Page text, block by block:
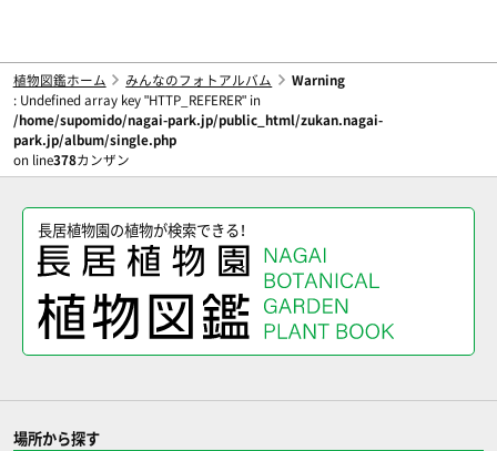
植物図鑑ホーム みんなのフォトアルバム
Warning
: Undefined array key "HTTP_REFERER" in
/home/supomido/nagai-park.jp/public_html/zukan.nagai-
park.jp/album/single.php
on line378カンザン
長居植物園の植物が検索できる！
場所から探す